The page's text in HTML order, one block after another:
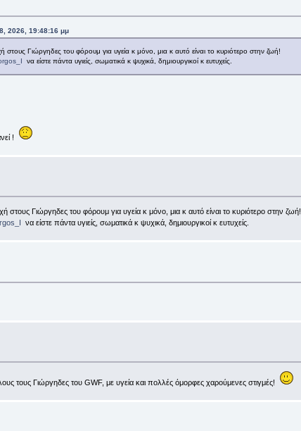
2026, 19:48:16 μμ
Γιώργηδες του φόρουμ για υγεία κ μόνο, μια κ αυτό είναι το κυριότερο στην ζωή!
να είστε πάντα υγιείς, σωματικά κ ψυχικά, δημιουργικοί κ ευτυχείς.
!
Γιώργηδες του φόρουμ για υγεία κ μόνο, μια κ αυτό είναι το κυριότερο στην ζωή!
να είστε πάντα υγιείς, σωματικά κ ψυχικά, δημιουργικοί κ ευτυχείς.
τους Γιώργηδες του GWF, με υγεία και πολλές όμορφες χαρούμενες στιγμές!